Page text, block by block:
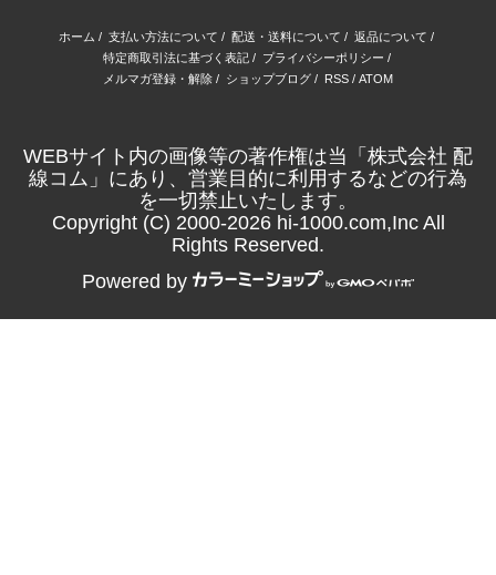
ホーム / 支払い方法について / 配送・送料について / 返品について /
特定商取引法に基づく表記/ プライバシーポリシー /
メルマガ登録・解除 / ショップブログ / RSS / ATOM
WEBサイト内の画像等の著作権は当「株式会社 配
線コム」にあり、営業目的に利用するなどの行為
を一切禁止いたします。
Copyright (C) 2000-2026 hi-1000.com,Inc All
Rights Reserved.
Powered by